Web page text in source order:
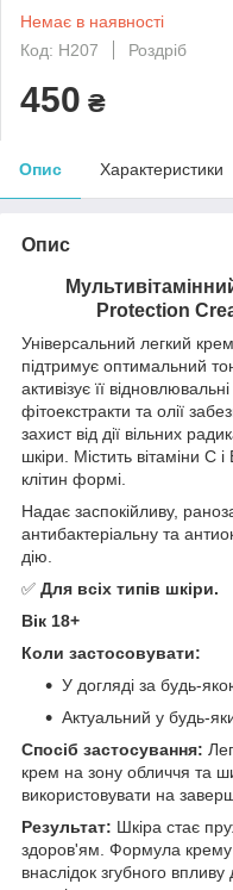
Немає в наявності
Код: Н207
Роздріб
450 ₴
Опис Характеристики
Опис
Protection
Універсальний легкий
підтримує оптимальний
активізує її
фітоекстракти та олії
захист від дії вільних
шкіри. Містить вітаміни C
клітин формі.
Надає заспокійливу,
антибактеріальну та
дію.
✅ Для всіх типів шкіри.
Вік 18+
Коли застосовувати:
У догляді за будь-
Актуальний у будь-
Спосіб застосування:
крем на зону обличчя та
використовувати на
Результат: Шкіра стає
здоров'ям. Формула крему
внаслідок згубного впливу